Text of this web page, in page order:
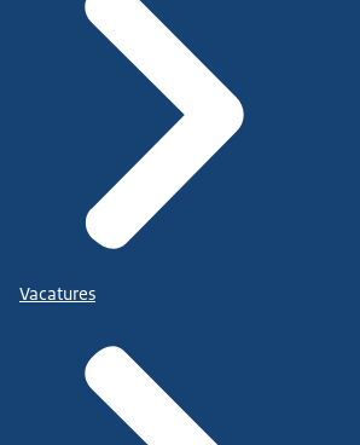
Vacatures